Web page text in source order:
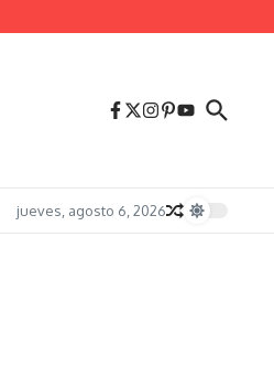
jueves, agosto 6, 2026